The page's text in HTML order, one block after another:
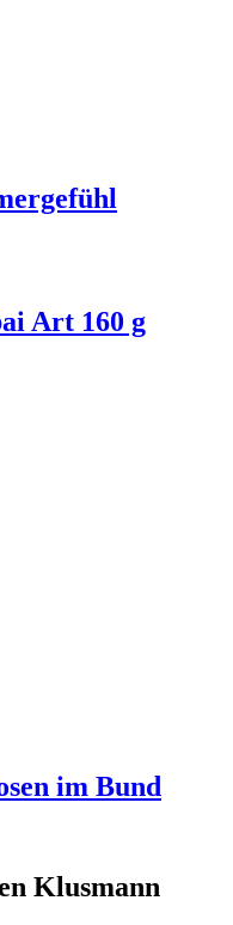
Art 160 g
im Bund
Klusmann